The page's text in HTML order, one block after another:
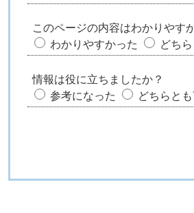
このページの内容はわかりやす
わかりやすかった
どち
情報は役に立ちましたか？
参考になった
どちらと